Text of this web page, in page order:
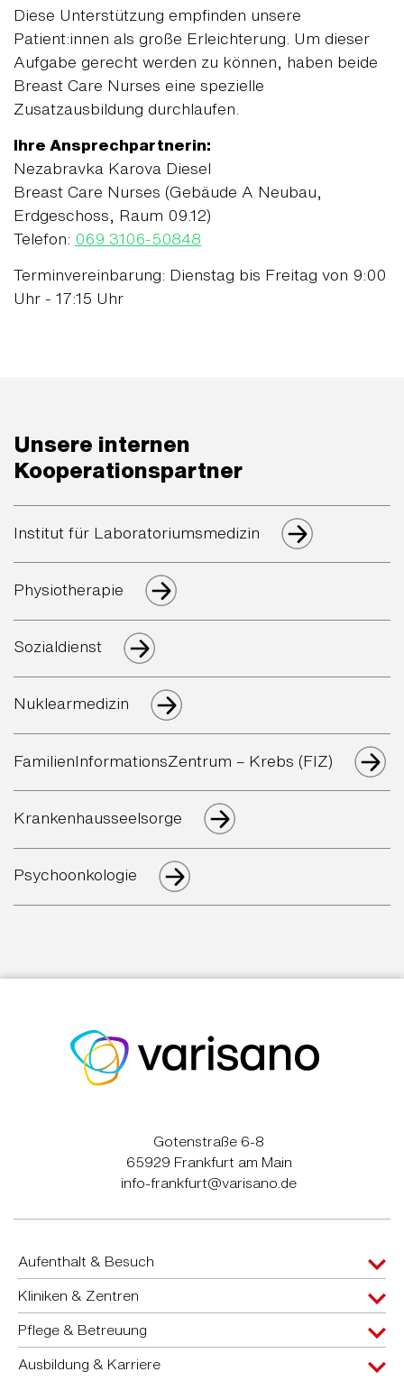
Diese Unterstützung empfinden unsere
Patient:innen als große Erleichterung. Um dieser
Aufgabe gerecht werden zu können, haben beide
Breast Care Nurses eine spezielle
Zusatzausbildung durchlaufen.
Ihre Ansprechpartnerin:
Nezabravka Karova Diesel
Breast Care Nurses (Gebäude A Neubau,
Erdgeschoss, Raum 09.12)
Telefon: 069 3106-50848
Terminvereinbarung: Dienstag bis Freitag von 9:00
Uhr - 17:15 Uhr
Unsere internen
Kooperationspartner
Institut für Laboratoriumsmedizin
Physiotherapie
Sozialdienst
Nuklearmedizin
FamilienInformationsZentrum – Krebs (FIZ)
Krankenhausseelsorge
Psychoonkologie
Gotenstraße 6-8
65929 Frankfurt am Main
info-frankfurt@varisano.de
Aufenthalt & Besuch
Kliniken & Zentren
Pflege & Betreuung
Ausbildung & Karriere